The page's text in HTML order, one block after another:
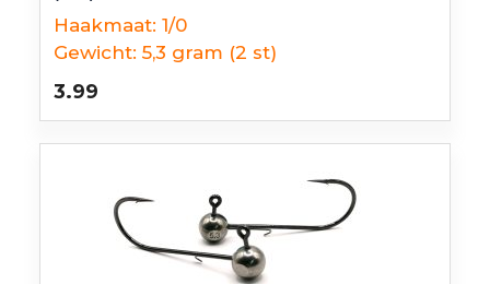
Haakmaat: 1/0
Gewicht: 5,3 gram (2 st)
3.99